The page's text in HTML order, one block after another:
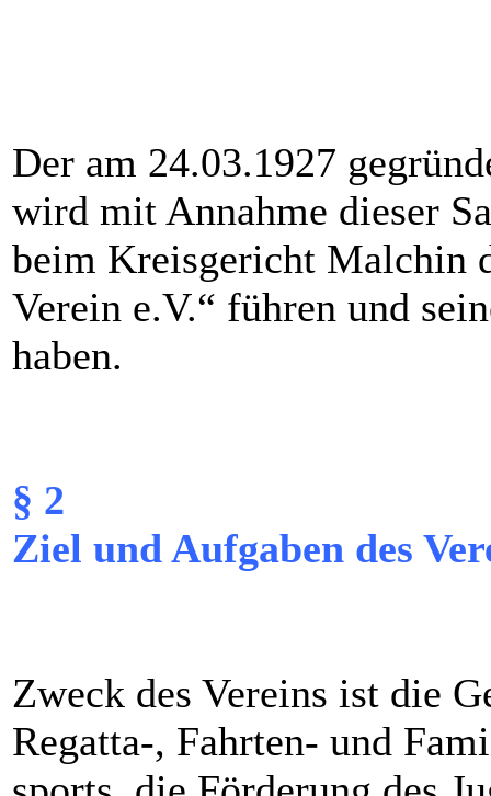
Der am 24.03.1927
wird mit Annahme dieser
beim Kreisgericht Malchin
Verein e.V.“ führen und
haben.
§ 2
Ziel und Aufgaben des
Zweck des Vereins ist die
Regatta-, Fahrten- und